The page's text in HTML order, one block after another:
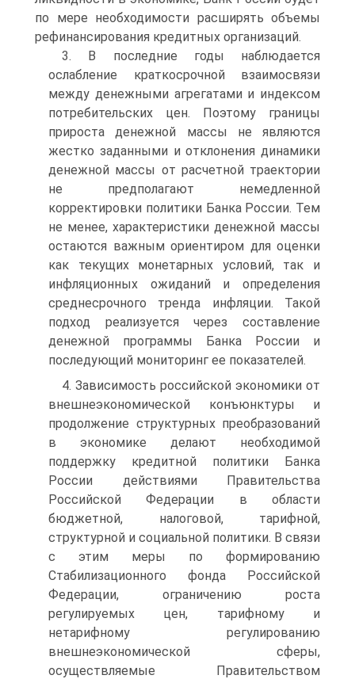
по мере необходимости расширять объемы
рефинансирования кредитных организаций.
3. В последние годы наблюдается
ослабление краткосрочной взаимосвязи
между денежными агрегатами и индексом
потребительских цен. Поэтому границы
прироста денежной массы не являются
жестко заданными и отклонения динамики
денежной массы от расчетной траектории
не предполагают немедленной
корректировки политики Банка России. Тем
не менее, характеристики денежной массы
остаются важным ориентиром для оценки
как текущих монетарных условий, так и
инфляционных ожиданий и определения
среднесрочного тренда инфляции. Такой
подход реализуется через составление
денежной программы Банка России и
последующий мониторинг ее показателей.
4. Зависимость российской экономики от
внешнеэкономической конъюнктуры и
продолжение структурных преобразований
в экономике делают необходимой
поддержку кредитной политики Банка
России действиями Правительства
Российской Федерации в области
бюджетной, налоговой, тарифной,
структурной и социальной политики. В связи
с этим меры по формированию
Стабилизационного фонда Российской
Федерации, ограничению роста
регулируемых цен, тарифному и
нетарифному регулированию
внешнеэкономической сферы,
осуществляемые Правительством